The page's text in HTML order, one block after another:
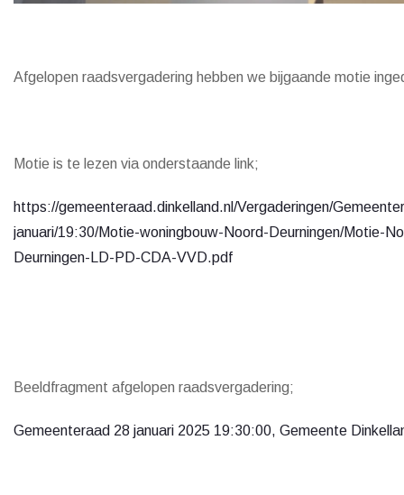
Afgelopen raadsvergadering hebben we bijgaande motie
Motie is te lezen via onderstaande link;
https://gemeenteraad.dinkelland.nl/Vergaderingen/
januari/19:30/Motie-woningbouw-Noord-Deurningen/Motie-
Deurningen-LD-PD-CDA-VVD.pdf
Beeldfragment afgelopen raadsvergadering;
Gemeenteraad 28 januari 2025 19:30:00, Gemeente